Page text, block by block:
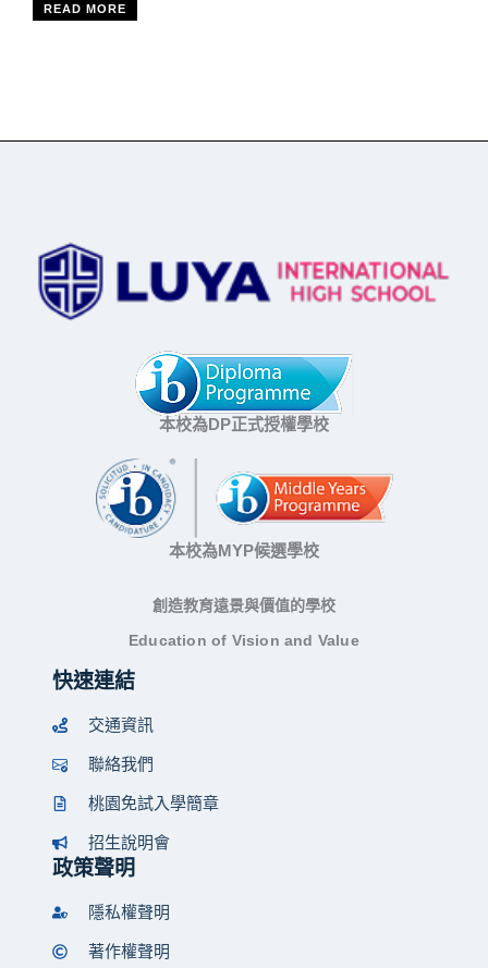
READ MORE
本校為DP正式授權學校
本校為MYP候選學校
創造教育遠景與價值的學校
Education of Vision and Value
快速連結
交通資訊
聯絡我們
桃園免試入學簡章
招生說明會
政策聲明
隱私權聲明
著作權聲明